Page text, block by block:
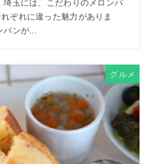
玉には、こだわりのメロンパ
ぞれに違った魅力がありま
ンが...
グルメ